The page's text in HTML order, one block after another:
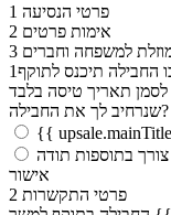
1 פרטי הנסיעה
2 אימות פרטים
3 למשפחה וחברים
1החבילה תיכנס לתוקף
לסמן תאריך טיסה בלבד
שנרחיב לך את החבילה?
צורך בתוספות תודה
אישור
2 פרטי התקשרות